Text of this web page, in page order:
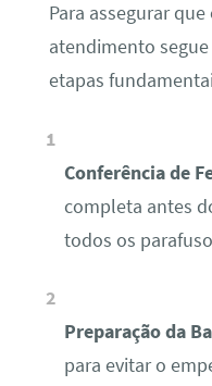
Para assegurar
atendimento
etapas
Conferência de
completa antes
todos os
Preparação da
para evitar o